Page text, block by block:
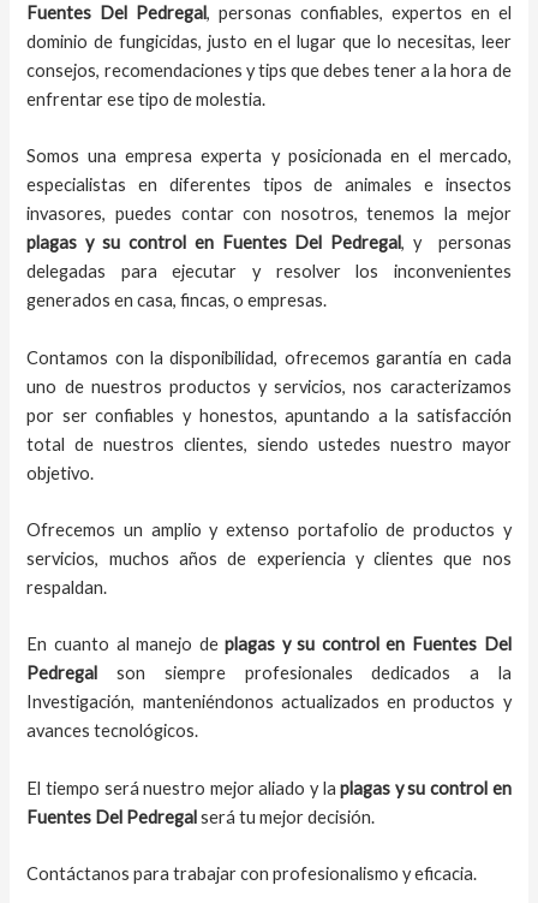
Fuentes Del Pedregal, personas confiables, expertos en el
dominio de fungicidas, justo en el lugar que lo necesitas, leer
consejos, recomendaciones y tips que debes tener a la hora de
enfrentar ese tipo de molestia.
Somos una empresa experta y posicionada en el mercado,
especialistas en diferentes tipos de animales e insectos
invasores, puedes contar con nosotros, tenemos la mejor
plagas y su control en Fuentes Del Pedregal, y personas
delegadas para ejecutar y resolver los inconvenientes
generados en casa, fincas, o empresas.
Contamos con la disponibilidad, ofrecemos garantía en cada
uno de nuestros productos y servicios, nos caracterizamos
por ser confiables y honestos, apuntando a la satisfacción
total de nuestros clientes, siendo ustedes nuestro mayor
objetivo.
Ofrecemos un amplio y extenso portafolio de productos y
servicios, muchos años de experiencia y clientes que nos
respaldan.
En cuanto al manejo deplagas y su control en Fuentes Del
Pedregal son siempre profesionales dedicados a la
Investigación, manteniéndonos actualizados en productos y
avances tecnológicos.
El tiempo será nuestro mejor aliado y la plagas y su control en
Fuentes Del Pedregalserá tu mejor decisión.
Contáctanos para trabajar con profesionalismo y eficacia.